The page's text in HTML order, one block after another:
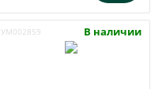
УМ002859 В наличии